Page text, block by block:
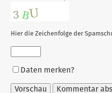
Hier die Zeichenfolge der
Formular-
Daten merken?